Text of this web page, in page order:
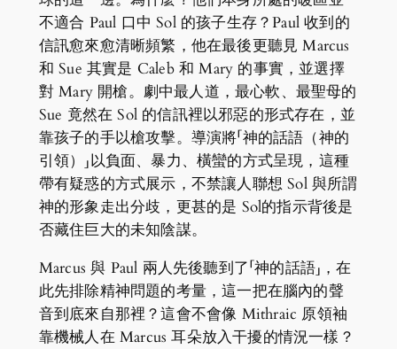
不適合 Paul 口中 Sol 的孩子生存？Paul 收到的
信訊愈來愈清晰頻繁，他在最後更聽見 Marcus
和 Sue 其實是 Caleb 和 Mary 的事實，並選擇
對 Mary 開槍。劇中最人道，最心軟、最聖母的
Sue 竟然在 Sol 的信訊裡以邪惡的形式存在，並
靠孩子的手以槍攻擊。導演將「神的話語（神的
引領）」以負面、暴力、橫蠻的方式呈現，這種
帶有疑惑的方式展示，不禁讓人聯想 Sol 與所謂
神的形象走出分歧，更甚的是 Sol的指示背後是
否藏住巨大的未知陰謀。
Marcus 與 Paul 兩人先後聽到了「神的話語」，在
此先排除精神問題的考量，這一把在腦內的聲
音到底來自那裡？這會不會像 Mithraic 原領袖
靠機械人在 Marcus 耳朵放入干擾的情況一樣？